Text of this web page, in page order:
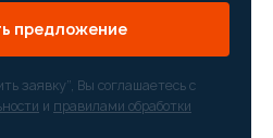
предложение
заявку”, Вы соглашаетесь с
и правилами обработки